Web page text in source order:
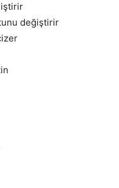
değiştirir